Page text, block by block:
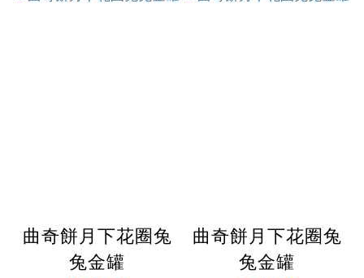
曲奇餅月下花圈兔
兔金罐
曲奇餅月下花圈兔
兔金罐